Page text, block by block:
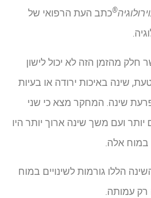
®כתב העת הרפואי של
חלק מהזמן הזה לא יכול לישון
שינה באיכות ירודה או בעיות
שינה. המחקר מצא כי שני
ועם משך שינה ארוך יותר היו
במוח אלה.
הללו גורמות לשינויים במוח
רק עמותה.